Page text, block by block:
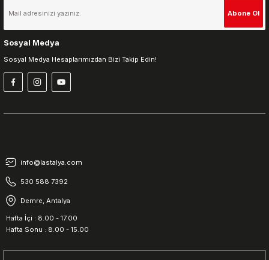
Abone Ol
Sosyal Medya
Sosyal Medya Hesaplarımızdan Bizi Takip Edin!
info@lastalya.com
530 588 7392
Demre, Antalya
Hafta İçi : 8.00 - 17.00
Hafta Sonu : 8.00 - 15.00